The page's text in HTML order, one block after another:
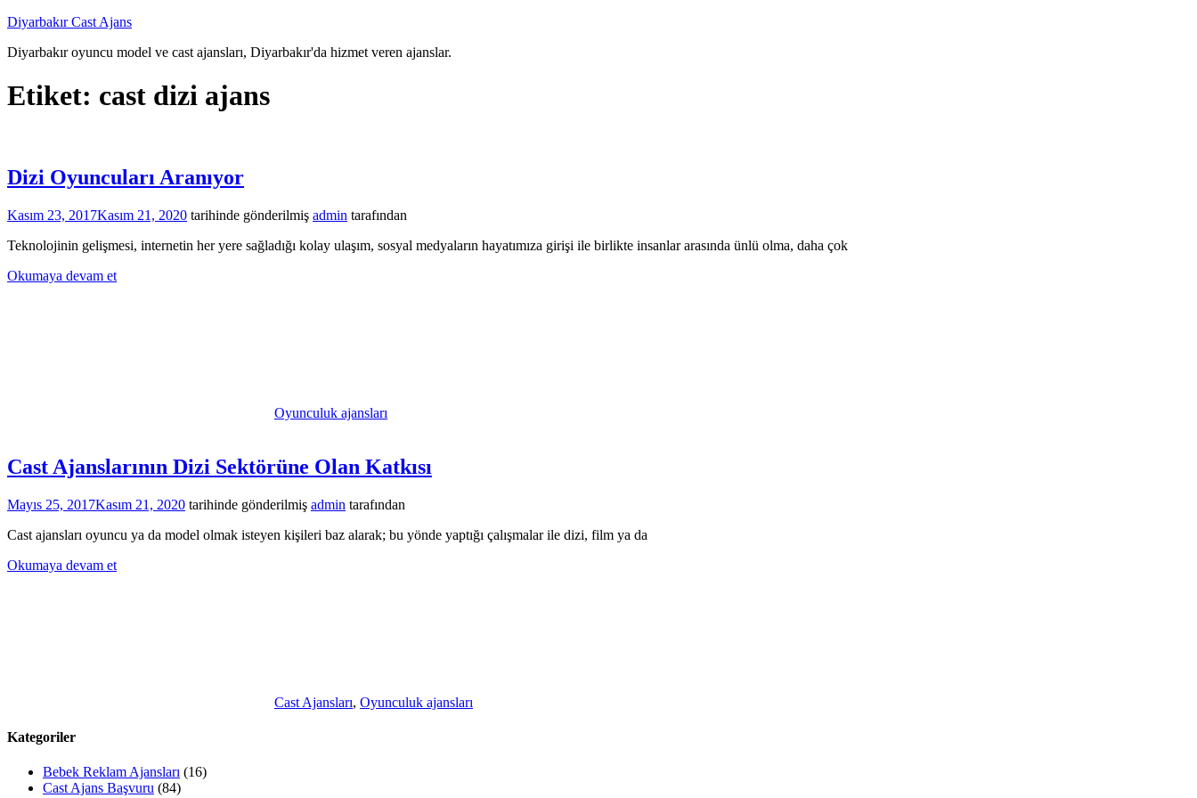
İçeriğe
Diyarbakır Cast Ajans
Diyarbakır oyuncu model ve cast ajansları, Diyarbakır'da hizmet veren ajanslar.
Etiket: cast dizi ajans
Dizi Oyuncuları Aranıyor
Kasım 23, 2017Kasım 21, 2020 tarihinde gönderilmiş admin tarafından
Teknolojinin gelişmesi, internetin her yere sağladığı kolay ulaşım, sosyal medyaların hayatımıza girişi ile birlikte insanlar arasında ünlü olma, daha çok
Okumaya devam et
Oyunculuk ajansları
Cast Ajanslarının Dizi Sektörüne Olan Katkısı
Mayıs 25, 2017Kasım 21, 2020 tarihinde gönderilmiş admin tarafından
Cast ajansları oyuncu ya da model olmak isteyen kişileri baz alarak; bu yönde yaptığı çalışmalar ile dizi, film ya da
Okumaya devam et
Cast Ajansları, Oyunculuk ajansları
Kategoriler
Bebek Reklam Ajansları (16)
Cast Ajans Başvuru (84)